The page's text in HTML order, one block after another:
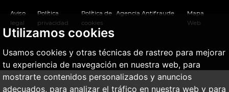
Utilizamos cookies
Usamos cookies y otras técnicas de rastreo para mejorar
tu experiencia de navegación en nuestra web, para
mostrarte contenidos personalizados y anuncios
adecuados, para analizar el tráfico en nuestra web y para
Aviso
legal
Política
privacidad
Política de
cookies
Agencia Antifraude
Mapa
Web